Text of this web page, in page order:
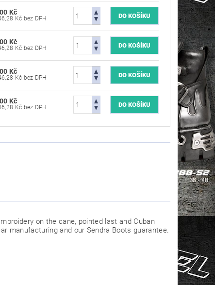
Kč
16 446,28 Kč bez DPH
Kč
16 446,28 Kč bez DPH
Kč
16 446,28 Kč bez DPH
Kč
16 446,28 Kč bez DPH
on the cane, pointed last and Cuban
manufacturing and our Sendra Boots guarantee.